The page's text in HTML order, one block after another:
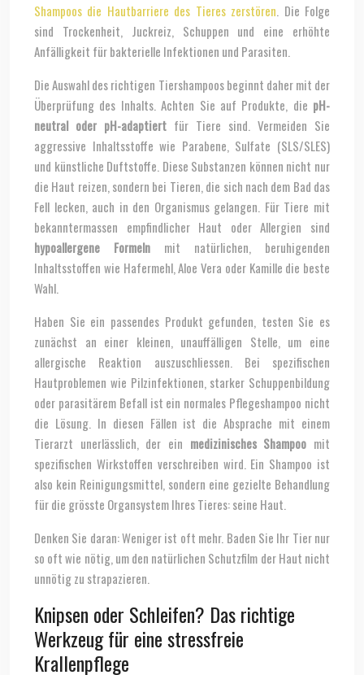
Shampoos die Hautbarriere des Tieres zerstören . Die Folge
sind Trockenheit, Juckreiz, Schuppen und eine erhöhte
Anfälligkeit für bakterielle Infektionen und Parasiten.
Die Auswahl des richtigen Tiershampoos beginnt daher mit der
Überprüfung des Inhalts. Achten Sie auf Produkte, die pH-
neutral oder pH-adaptiert für Tiere sind. Vermeiden Sie
aggressive Inhaltsstoffe wie Parabene, Sulfate (SLS/SLES)
und künstliche Duftstoffe. Diese Substanzen können nicht nur
die Haut reizen, sondern bei Tieren, die sich nach dem Bad das
Fell lecken, auch in den Organismus gelangen. Für Tiere mit
bekanntermassen empfindlicher Haut oder Allergien sind
hypoallergene Formeln mit natürlichen, beruhigenden
Inhaltsstoffen wie Hafermehl, Aloe Vera oder Kamille die beste
Wahl.
Haben Sie ein passendes Produkt gefunden, testen Sie es
zunächst an einer kleinen, unauffälligen Stelle, um eine
allergische Reaktion auszuschliessen. Bei spezifischen
Hautproblemen wie Pilzinfektionen, starker Schuppenbildung
oder parasitärem Befall ist ein normales Pflegeshampoo nicht
die Lösung. In diesen Fällen ist die Absprache mit einem
Tierarzt unerlässlich, der ein medizinisches Shampoo mit
spezifischen Wirkstoffen verschreiben wird. Ein Shampoo ist
also kein Reinigungsmittel, sondern eine gezielte Behandlung
für die grösste Organsystem Ihres Tieres: seine Haut.
Denken Sie daran: Weniger ist oft mehr. Baden Sie Ihr Tier nur
so oft wie nötig, um den natürlichen Schutzfilm der Haut nicht
unnötig zu strapazieren.
Knipsen oder Schleifen? Das richtige
Werkzeug für eine stressfreie
Krallenpflege